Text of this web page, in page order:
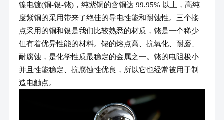
镍电镀(铜-银-铑)，纯紫铜的含铜达 99.95% 以上，高纯
度紫铜的采用带来了绝佳的导电性能和耐蚀性。三个接
点采用的铜和银是我们比较熟悉的材质，铑是一个稀少
但有着优异性能的材料。铑的熔点高、抗氧化、耐磨、
耐腐蚀，是化学性质最稳定的金属之一。铑的电阻极小
并且性能稳定、抗腐蚀性优良，所以它也经常被用于制
造电触点。